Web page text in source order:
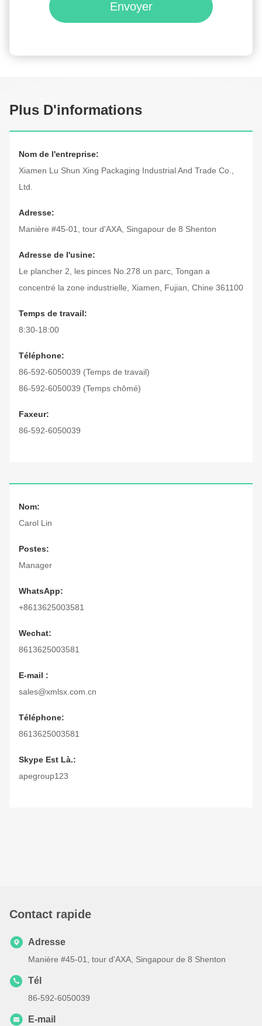
Envoyer
Plus D'informations
Nom de l'entreprise:
Xiamen Lu Shun Xing Packaging Industrial And Trade Co.,
Ltd.
Adresse:
Manière #45-01, tour d'AXA, Singapour de 8 Shenton
Adresse de l'usine:
Le plancher 2, les pinces No.278 un parc, Tongan a
concentré la zone industrielle, Xiamen, Fujian, Chine 361100
Temps de travail:
8:30-18:00
Téléphone:
86-592-6050039 (Temps de travail)
86-592-6050039 (Temps chômé)
Faxeur:
86-592-6050039
Nom:
Carol Lin
Postes:
Manager
WhatsApp:
+8613625003581
Wechat:
8613625003581
E-mail :
sales@xmlsx.com.cn
Téléphone:
8613625003581
Skype Est Là.:
apegroup123
Contact rapide
Adresse
Manière #45-01, tour d'AXA, Singapour de 8 Shenton
Tél
86-592-6050039
E-mail